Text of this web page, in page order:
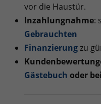
vor die Haustür.
Inzahlungnahme:
Gebrauchten
Finanzierungzu
Gästebuch oder bei